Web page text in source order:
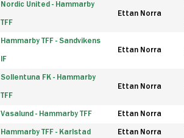
Nordic United - Hammarby
TFF
Ettan Norra
Hammarby TFF - Sandvikens
IF
Ettan Norra
Sollentuna FK - Hammarby
TFF
Ettan Norra
Vasalund - Hammarby TFF Ettan Norra
Hammarby TFF - Karlstad Ettan Norra